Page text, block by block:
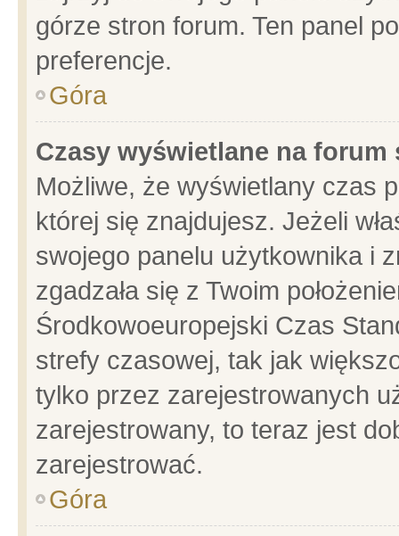
górze stron forum. Ten panel
preferencje.
Góra
Czasy wyświetlane na forum
Możliwe, że wyświetlany czas
której się znajdujesz. Jeżeli
swojego panelu użytkownika i
zgadzała się z Twoim
Środkowoeuropejski Czas
strefy czasowej, tak jak
tylko przez zarejestrowanych
zarejestrowany, to teraz jest
zarejestrować.
Góra